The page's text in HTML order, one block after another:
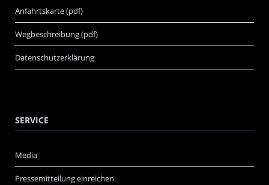
Anfahrtskarte (pdf)
Wegbeschreibung (pdf)
Datenschutzerklärung
SERVICE
Media
Pressemitteilung einreichen